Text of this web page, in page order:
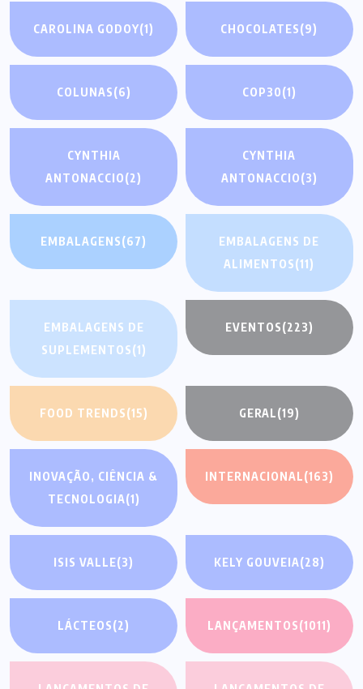
CAROLINA GODOY(1) CHOCOLATES(9)
COLUNAS(6) COP30(1)
CYNTHIA
ANTONACCIO(2)
CYNTHIA
ANTONACCIO(3)
EMBALAGENS(67)
EMBALAGENS DE
ALIMENTOS(11)
EMBALAGENS DE
SUPLEMENTOS(1)
EVENTOS(223)
FOOD TRENDS(15) GERAL(19)
INOVAÇÃO, CIÊNCIA &
TECNOLOGIA(1)
INTERNACIONAL(163)
ISIS VALLE(3) KELY GOUVEIA(28)
LÁCTEOS(2) LANÇAMENTOS(1011)